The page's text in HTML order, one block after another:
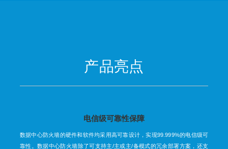
产品亮点
电信级可靠性保障
数据中心防火墙的硬件和软件均采用高可靠设计，实现99.999%的电信级可
靠性。数据中心防火墙除了可支持主/主或主/备模式的冗余部署方案，还支